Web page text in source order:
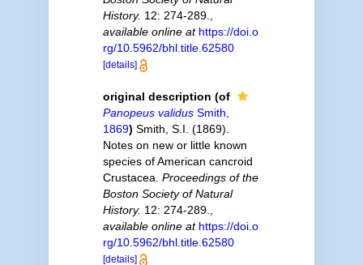
History. 12: 274-289.
available online at https://doi.o
rg/10.5962/bhl.title.62580
[details]
original description (of
Panopeus validusSmith,
1869) Smith, S.I. (1869).
Notes on new or little known
species of American cancroid
Crustacea. Proceedings of the
Boston Society of Natural
History. 12: 274-289.
available online at https://doi.o
rg/10.5962/bhl.title.62580
[details]